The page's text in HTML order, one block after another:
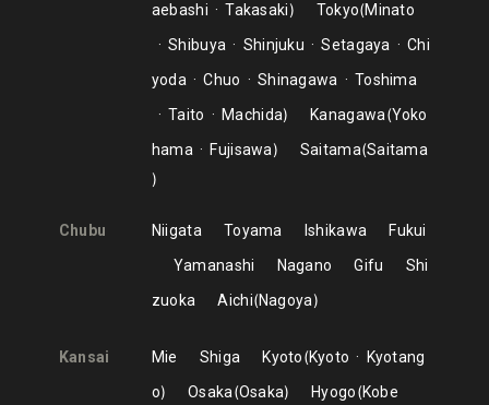
aebashi
Takasaki Tokyo Minato
Shibuya
Shinjuku Setagaya
Chi
yoda
Chuo Shinagawa
Toshima
Taito
Machida Kanagawa Yoko
hama
Fujisawa Saitama Saitama
Chubu Niigata Toyama Ishikawa
Fukui
Yamanashi
Nagano Gifu
Shi
zuoka
Aichi Nagoya
Kansai Mie Shiga Kyoto Kyoto
Kyotang
o
Osaka Osaka Hyogo Kobe